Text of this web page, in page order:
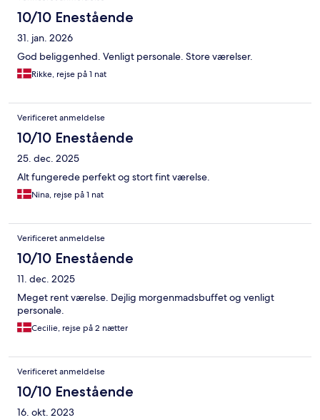
10/10 Enestående
31. jan. 2026
God beliggenhed. Venligt personale. Store værelser.
Rikke, rejse på 1 nat
Verificeret anmeldelse
10/10 Enestående
25. dec. 2025
Alt fungerede perfekt og stort fint værelse.
Nina, rejse på 1 nat
Verificeret anmeldelse
10/10 Enestående
11. dec. 2025
Meget rent værelse. Dejlig morgenmadsbuffet og venligt
personale.
Cecilie, rejse på 2 nætter
Verificeret anmeldelse
10/10 Enestående
16. okt. 2023